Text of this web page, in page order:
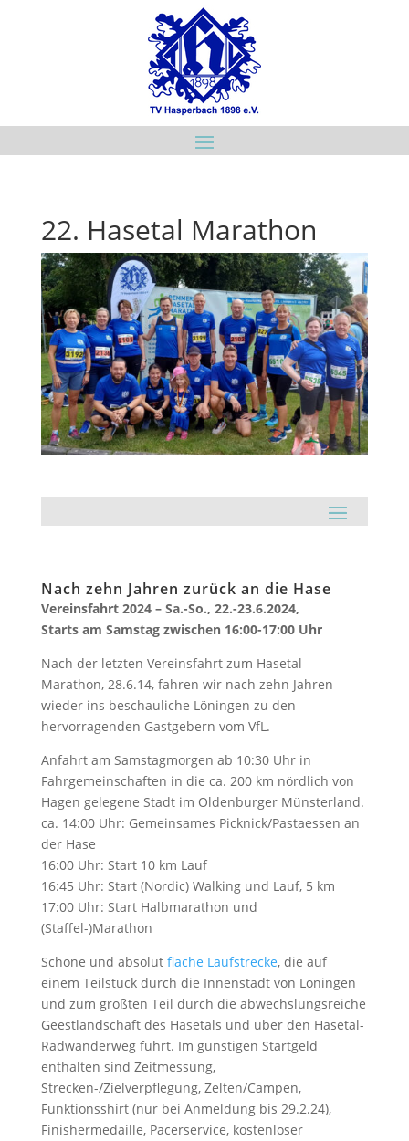
22. Hasetal Marathon
Nach zehn Jahren zurück an die Hase
Vereinsfahrt 2024 – Sa.-So., 22.-23.6.2024,
Starts am Samstag zwischen 16:00-17:00 Uhr
Nach der letzten Vereinsfahrt zum Hasetal
Marathon, 28.6.14, fahren wir nach zehn Jahren
wieder ins beschauliche Löningen zu den
hervorragenden Gastgebern vom VfL.
Anfahrt am Samstagmorgen ab 10:30 Uhr in
Fahrgemeinschaften in die ca. 200 km nördlich von
Hagen gelegene Stadt im Oldenburger Münsterland.
ca. 14:00 Uhr: Gemeinsames Picknick/Pastaessen an
der Hase
16:00 Uhr: Start 10 km Lauf
16:45 Uhr: Start (Nordic) Walking und Lauf, 5 km
17:00 Uhr: Start Halbmarathon und
(Staffel-)Marathon
Schöne und absolut flache Laufstrecke, die auf
einem Teilstück durch die Innenstadt von Löningen
und zum größten Teil durch die abwechslungsreiche
Geestlandschaft des Hasetals und über den Hasetal-
Radwanderweg führt. Im günstigen Startgeld
enthalten sind Zeitmessung,
Strecken-/Zielverpflegung, Zelten/Campen,
Funktionsshirt (nur bei Anmeldung bis 29.2.24),
Finishermedaille, Pacerservice, kostenloser